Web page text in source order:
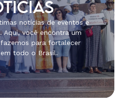
notícias de eventos e
Aqui, você encontra um
para fortalecer
todo o Brasil.